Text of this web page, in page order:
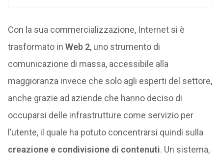
Con la sua commercializzazione, Internet si è
trasformato in Web 2, uno strumento di
comunicazione di massa, accessibile alla
maggioranza invece che solo agli esperti del settore,
anche grazie ad aziende che hanno deciso di
occuparsi delle infrastrutture come servizio per
l’utente, il quale ha potuto concentrarsi quindi sulla
creazione e condivisione di contenuti. Un sistema,